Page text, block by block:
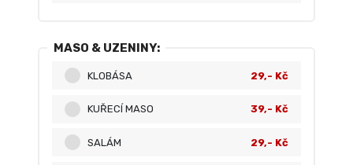
MASO & UZENINY:
KLOBÁSA 29,- Kč
KUŘECÍ MASO 39,- Kč
SALÁM 29,- Kč